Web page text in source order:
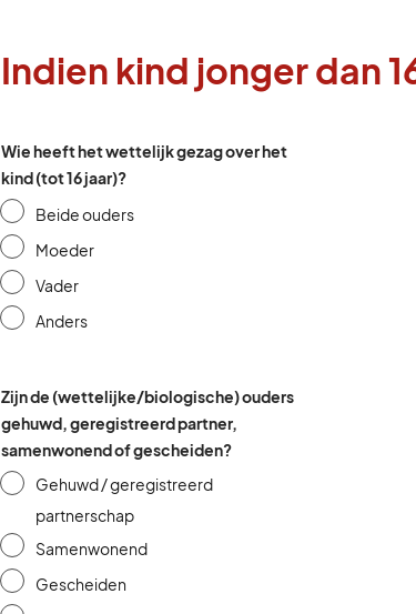
Indien kind jonger dan
Wie heeft het wettelijk gezag over het
kind (tot 16 jaar)?
Beide ouders
Moeder
Vader
Anders
Zijn de (wettelijke/biologische) ouders
gehuwd, geregistreerd partner,
samenwonend of gescheiden?
Gehuwd / geregistreerd
partnerschap
Samenwonend
Gescheiden